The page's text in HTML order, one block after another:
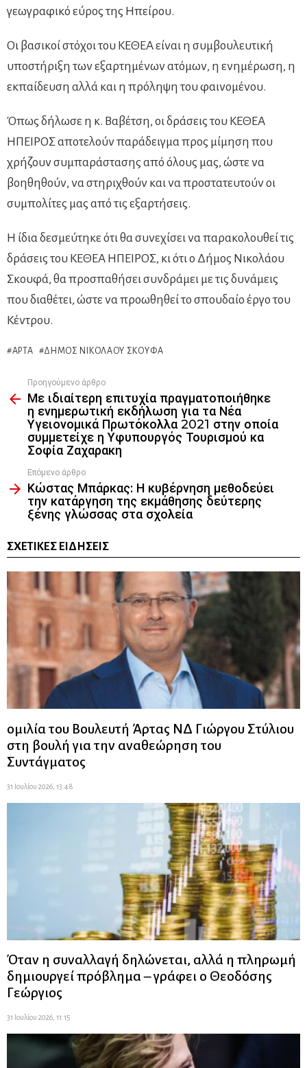
γεωγραφικό εύρος της Ηπείρου.
Οι βασικοί στόχοι του ΚΕΘΕΑ είναι η συμβουλευτική
υποστήριξη των εξαρτημένων ατόμων, η ενημέρωση, η
εκπαίδευση αλλά και η πρόληψη του φαινομένου.
Όπως δήλωσε η κ. Βαβέτση, οι δράσεις του ΚΕΘΕΑ
ΗΠΕΙΡΟΣ αποτελούν παράδειγμα προς μίμηση που
χρήζουν συμπαράστασης από όλους μας, ώστε να
βοηθηθούν, να στηριχθούν και να προστατευτούν οι
συμπολίτες μας από τις εξαρτήσεις.
Η ίδια δεσμεύτηκε ότι θα συνεχίσει να παρακολουθεί τις
δράσεις του ΚΕΘΕΑ ΗΠΕΙΡΟΣ, κι ότι ο Δήμος Νικολάου
Σκουφά, θα προσπαθήσει συνδράμει με τις δυνάμεις
που διαθέτει, ώστε να προωθηθεί το σπουδαίο έργο του
Κέντρου.
ΆΡΤΑ ΔΉΜΟΣ ΝΙΚΟΛΆΟΥ ΣΚΟΥΦΆ
more
Προηγούμενο άρθρο
Με ιδιαίτερη επιτυχία πραγματοποιήθηκε
η ενημερωτική εκδήλωση για τα Νέα
Υγειονομικά Πρωτόκολλα 2021 στην οποία
συμμετείχε η Υφυπουργός Τουρισμού κα
Σοφία Ζαχαρακη
Επόμενο άρθρο
Κώστας Μπάρκας: Η κυβέρνηση μεθοδεύει
την κατάργηση της εκμάθησης δεύτερης
ξένης γλώσσας στα σχολεία
ΣΧΕΤΙΚΈΣ ΕΙΔΉΣΕΙΣ
ομιλία του Βουλευτή Άρτας ΝΔ Γιώργου Στύλιου
στη βουλή για την αναθεώρηση του
Συντάγματος
31 Ιουλίου 2026, 13:48
Όταν η συναλλαγή δηλώνεται, αλλά η πληρωμή
δημιουργεί πρόβλημα – γράφει ο Θεοδόσης
Γεώργιος
31 Ιουλίου 2026, 11:15